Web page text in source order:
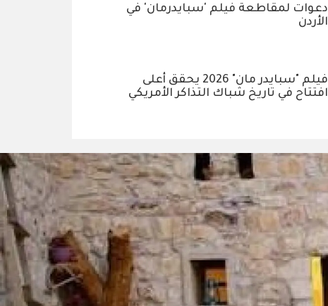
دعوات لمقاطعة فيلم 'سبايدرمان' في
الأردن
فيلم "سبايدر مان" 2026 يحقق أعلى
افتتاح في تاريخ شباك التذاكر الأمريكي